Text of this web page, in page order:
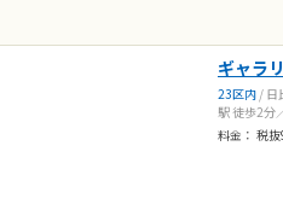
ギャラ
23区内 / 日
駅 徒歩2分
料金： 税